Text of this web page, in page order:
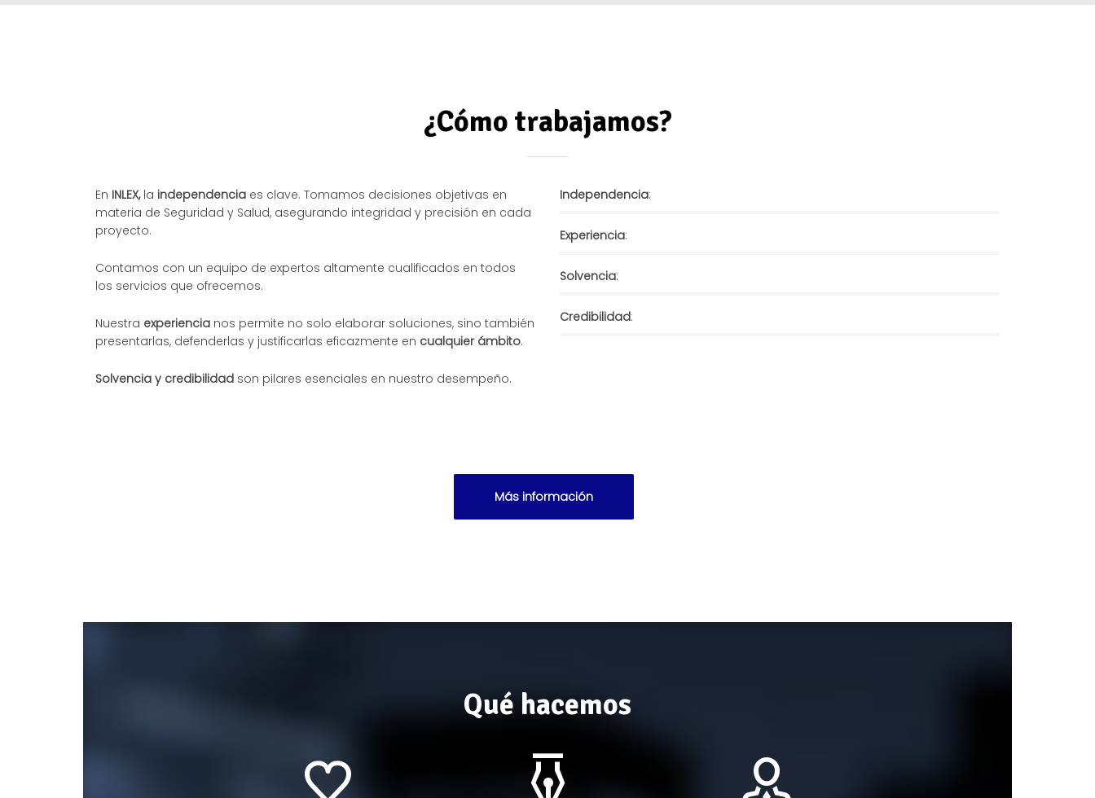
¿Cómo trabajamos?
En INLEX,la independencia es clave. Tomamos decisiones objetivas en
materia de Seguridad y Salud, asegurando integridad y precisión en cada
proyecto.
Contamos con un equipo de expertos altamente cualificados en todos
los servicios que ofrecemos.
Nuestra experiencia nos permite no solo elaborar soluciones, sino también
presentarlas, defenderlas y justificarlas eficazmente en cualquier ámbito.
Solvencia y credibilidad son pilares esenciales en nuestro desempeño.
Independencia:
Experiencia:
Solvencia:
Credibilidad:
Más información
Qué hacemos